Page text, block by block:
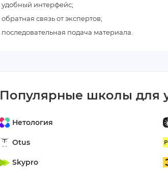
удобный интерфейс;
обратная связь от экспертов;
последовательная подача материала.
Популярные школы для
Нетология
Otus
Skypro